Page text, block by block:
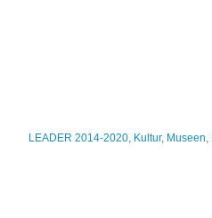
LEADER 2014-2020, Kultur, Museen,